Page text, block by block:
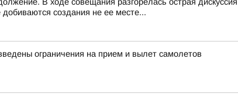
создания не ее месте...
ограничения на прием и вылет самолетов